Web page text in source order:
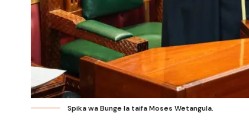
Spika wa Bunge la taifa Moses Wetangula.